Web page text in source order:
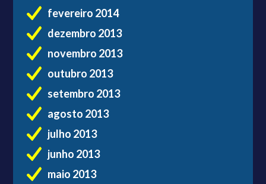
fevereiro 2014
dezembro 2013
novembro 2013
outubro 2013
setembro 2013
agosto 2013
julho 2013
junho 2013
maio 2013